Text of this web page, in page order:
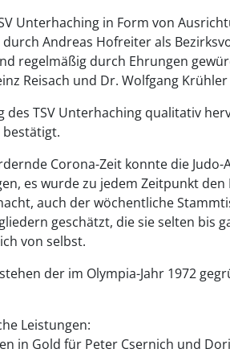
Unterhaching in Form von
Andreas Hofreiter als
regelmäßig durch Ehrungen
Reisach und Dr. Wolfgang
des TSV Unterhaching qualitativ
bestätigt.
Corona-Zeit konnte die
es wurde zu jedem Zeitpunkt
auch der wöchentliche
geschätzt, die sie selten bis
von selbst.
der im Olympia-Jahr 1972
Leistungen:
in Gold für Peter Csernich und